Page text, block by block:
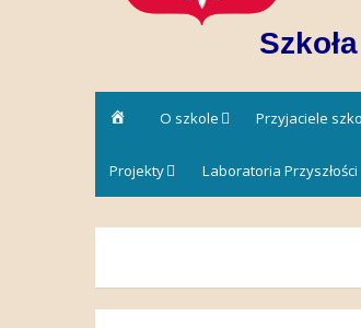
Strona
główna
O szkole Przyjaciele
Projekty Laboratoria Przyszłości